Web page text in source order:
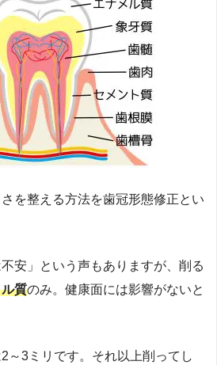
を整える方法を歯冠形態修正とい
不安」という声もありますが、削る
質のみ。健康面には影響がないと
～3ミリです。それ以上削ってし